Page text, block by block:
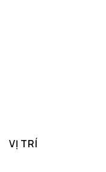
VỊ TRÍ